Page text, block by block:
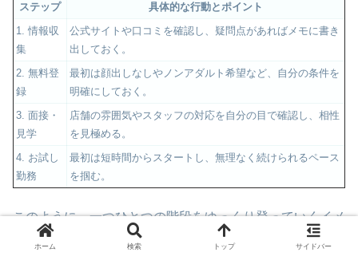
ステップ
具体的な行動とポイント
1. 情報収
集
公式サイトや口コミを確認し、疑問点があればメモに書き
出しておく。
2. 無料登
録
最初は顔出しなしやノンアダルト希望など、自分の条件を
明確にしておく。
3. 面接・
見学
店舗の雰囲気やスタッフの対応を自分の目で確認し、相性
を見極める。
4. お試し
勤務
最初は短時間からスタートし、無理なく続けられるペース
を掴む。
このように、一つひとつの階段をゆっくり登っていくイメ
ージを持つと良いかもしれません。
ホーム 検索 トップ サイドバー